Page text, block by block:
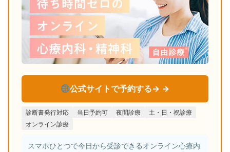
公式サイトで予約する→
診断書発行対応 当日予約可 夜間診療
土・日・祝診療
オンライン診療
スマホひとつで今日から受診できるオンライン心療内